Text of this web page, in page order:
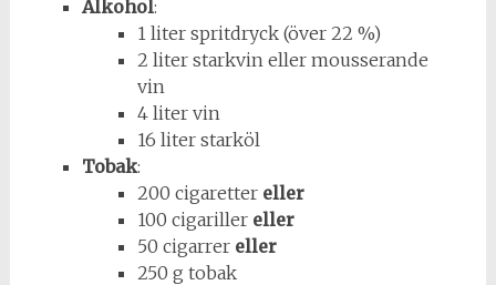
Alkohol:
1 liter spritdryck (över 22 %)
2 liter starkvin eller mousserande
vin
4 liter vin
16 liter starköl
Tobak:
200 cigaretter eller
100 cigariller eller
50 cigarrer eller
250 g tobak